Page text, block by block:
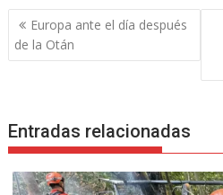
Navegación
de
entradas
Europa ante el día después
de la Otán
Entradas relacionadas